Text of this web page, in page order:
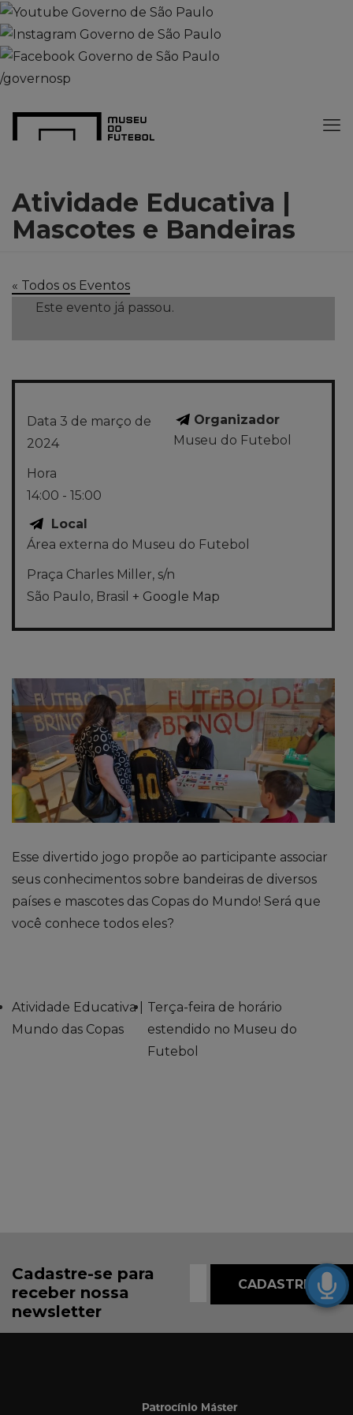
/governosp
Atividade Educativa |
Mascotes e Bandeiras
« Todos os Eventos
Este evento já passou.
Esse divertido jogo propõe ao participante associar
seus conhecimentos sobre bandeiras de diversos
países e mascotes das Copas do Mundo! Será que
você conhece todos eles?
Data 3 de março de
2024
Hora
14:00 - 15:00
Local
Área externa do Museu do Futebol
Praça Charles Miller, s/n
São Paulo, Brasil + Google Map
Organizador
Museu do Futebol
Atividade Educativa |
Mundo das Copas
Terça-feira de horário
estendido no Museu do
Futebol
Cadastre-se para
receber nossa
newsletter